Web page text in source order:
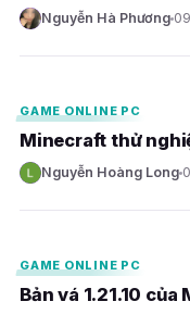
N Nguyễn Hà Phương
GAME ONLINE PC
Minecraft thử
N Nguyễn Hoàng Long
GAME ONLINE PC
Bản vá 1.21.10